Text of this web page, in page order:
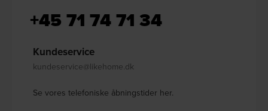
+45 71 74 71 34
Kundeservice
kundeservice@likehome.dk
Se vores telefoniske åbningstider her.